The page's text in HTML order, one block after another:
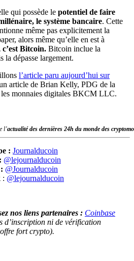
qui possède le potentiel de faire
le système bancaire. Cette
même pas explicitement la
alors même qu’elle en est à
Bitcoin. Bitcoin inclue la
la dépasse largement.
l’article paru aujourd’hui sur
article de Brian Kelly, PDG de la
les monnaies digitales BKCM LLC.
l’actualité des dernières 24h du monde des
: Journalducoin
@lejournalducoin
@Journalducoin
: @lejournalducoin
nos liens partenaires : Coinbase
d’inscription ni de vérification
fort crypto).